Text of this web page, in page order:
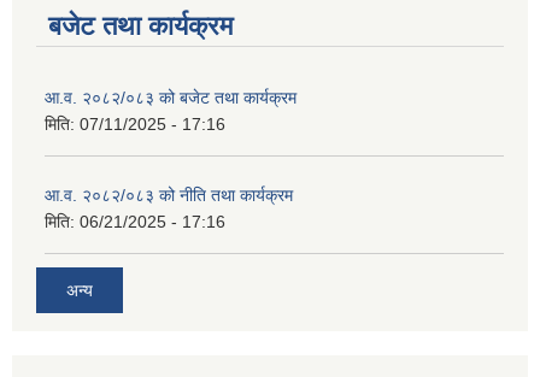
बजेट तथा कार्यक्रम
आ.व. २०८२/०८३ को बजेट तथा कार्यक्रम
मिति: 07/11/2025 - 17:16
आ.व. २०८२/०८३ को नीति तथा कार्यक्रम
मिति: 06/21/2025 - 17:16
अन्य